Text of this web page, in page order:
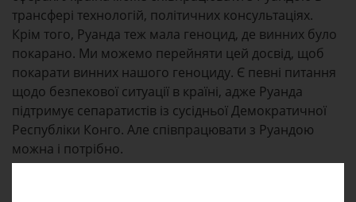
трансфері технологій, політичних консультаціях.
Крім того, Руанда теж мала геноцид, де винних було
покарано. Ми можемо перейняти цей досвід, щоб
покарати винних нашого геноциду. Є певні питання
щодо безпекової ситуації в країні, адже Руанда
підтримує сепаратистів із сусідньої Демократичної
Республіки Конго. Але співпрацювати з Руандою
можна і потрібно.